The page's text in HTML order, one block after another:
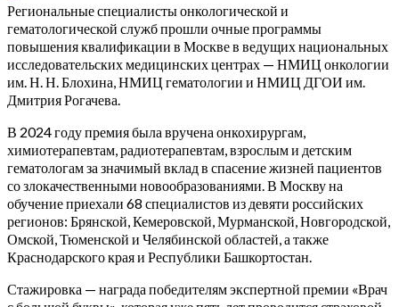
Региональные специалисты онкологической и
гематологической служб прошли очные программы
повышения квалификации в Москве в ведущих национальных
исследовательских медицинских центрах — НМИЦ онкологии
им. Н. Н. Блохина, НМИЦ гематологии и НМИЦ ДГОИ им.
Дмитрия Рогачева.
В 2024 году премия была вручена онкохирургам,
химиотерапевтам, радиотерапевтам, взрослым и детским
гематологам за значимый вклад в спасение жизней пациентов
со злокачественными новообразованиями. В Москву на
обучение приехали 68 специалистов из девяти российских
регионов: Брянской, Кемеровской, Мурманской, Новгородской,
Омской, Тюменской и Челябинской областей, а также
Краснодарского края и Республики Башкортостан.
Стажировка — награда победителям экспертной премии «Врач